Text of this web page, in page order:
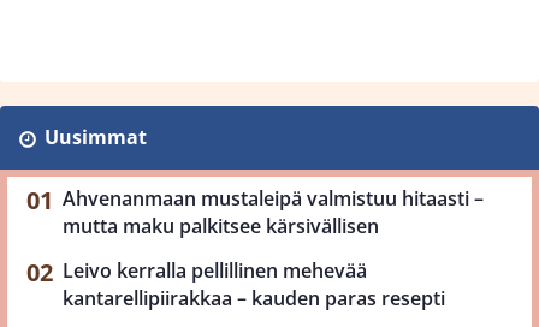
Uusimmat
Ahvenanmaan mustaleipä valmistuu hitaasti –
mutta maku palkitsee kärsivällisen
Leivo kerralla pellillinen mehevää
kantarellipiirakkaa – kauden paras resepti